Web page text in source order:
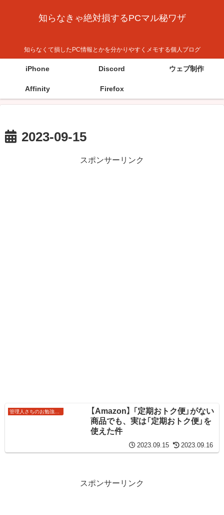
知らなきゃ絶対損するPCマル秘ワザ
知らなくて損したPC情報とかを分かりやすくメモする個人ブログ
iPhone Discord ウェブ制作
Affinity Firefox
2023-09-15
スポンサーリンク
【Amazon】 「定期おトク便」がない
商品でも、実は「定期おトク便」を
使えた件
2023.09.15 2023.09.16
スポンサーリンク